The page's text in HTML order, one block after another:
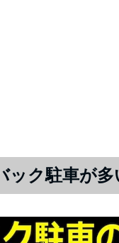
ック駐車が多